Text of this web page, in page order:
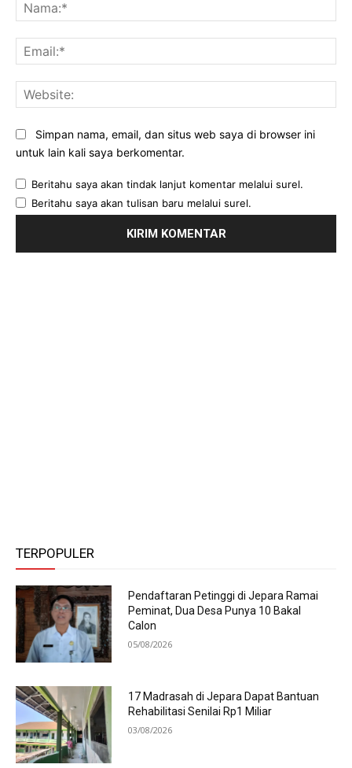
Simpan nama, email, dan situs web saya di browser ini
untuk lain kali saya berkomentar.
Beritahu saya akan tindak lanjut komentar melalui surel.
Beritahu saya akan tulisan baru melalui surel.
TERPOPULER
Pendaftaran Petinggi di Jepara Ramai
Peminat, Dua Desa Punya 10 Bakal
Calon
05/08/2026
17 Madrasah di Jepara Dapat Bantuan
Rehabilitasi Senilai Rp1 Miliar
03/08/2026